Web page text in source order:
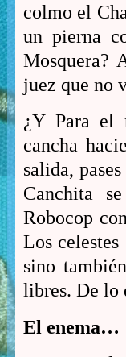
colmo el
un pierna
Mosquera?
juez que no
¿Y Para el
cancha
salida,
Canchita
Robocop
Los celestes
sino
libres. De lo
El enema…